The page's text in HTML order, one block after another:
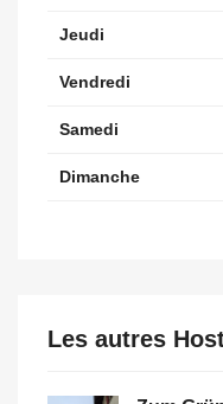
Jeudi
Vendredi
Samedi
Dimanche
Les autres